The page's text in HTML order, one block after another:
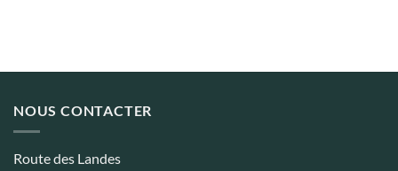
NOUS CONTACTER
Route des Landes